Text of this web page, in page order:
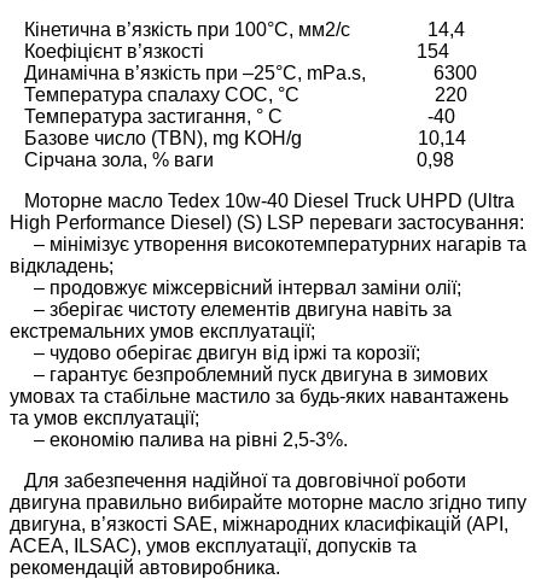
Кінетична в’язкість при 100°C, мм2/с 14,4
Коефіцієнт в’язкості 154
Динамічна в’язкість при –25°C, mPa.s, 6300
Температура спалаху COC, °C 220
Температура застигання, ° C -40
Базове число (TBN), mg KOH/g 10,14
Сірчана зола, % ваги 0,98
Моторне масло Tedex 10w-40 Diesel Truck UHPD (Ultra
High Performance Diesel) (S) LSP переваги застосування:
– мінімізує утворення високотемпературних нагарів та
відкладень;
– продовжує міжсервісний інтервал заміни олії;
– зберігає чистоту елементів двигуна навіть за
екстремальних умов експлуатації;
– чудово оберігає двигун від іржі та корозії;
– гарантує безпроблемний пуск двигуна в зимових
умовах та стабільне мастило за будь-яких навантажень
та умов експлуатації;
– економію палива на рівні 2,5-3%.
Для забезпечення надійної та довговічної роботи
двигуна правильно вибирайте моторне масло згідно типу
двигуна, в’язкості SAE, міжнародних класифікацій (API,
ACEA, ILSAC), умов експлуатації, допусків та
рекомендацій автовиробника.